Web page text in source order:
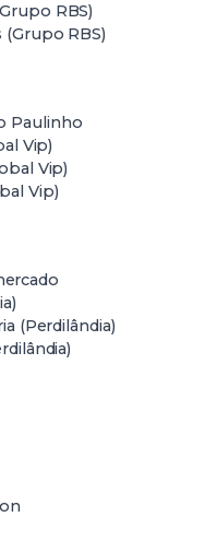
RBS)
RBS)
Paulinho
Vip)
Vip)
Vip)
(Perdilândia)